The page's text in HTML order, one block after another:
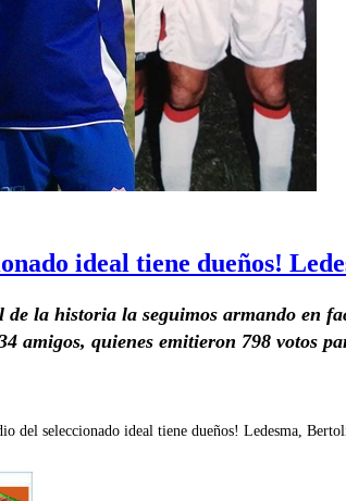
ideal tiene dueños!
la historia la seguimos armando en
amigos, quienes emitieron 798 votos
del seleccionado ideal tiene dueños! Ledesma,